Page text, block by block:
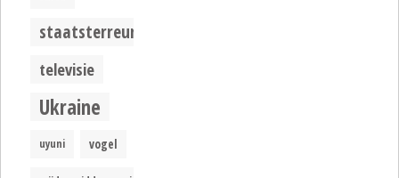
staatsterreur
televisie
Ukraine
uyuni vogel